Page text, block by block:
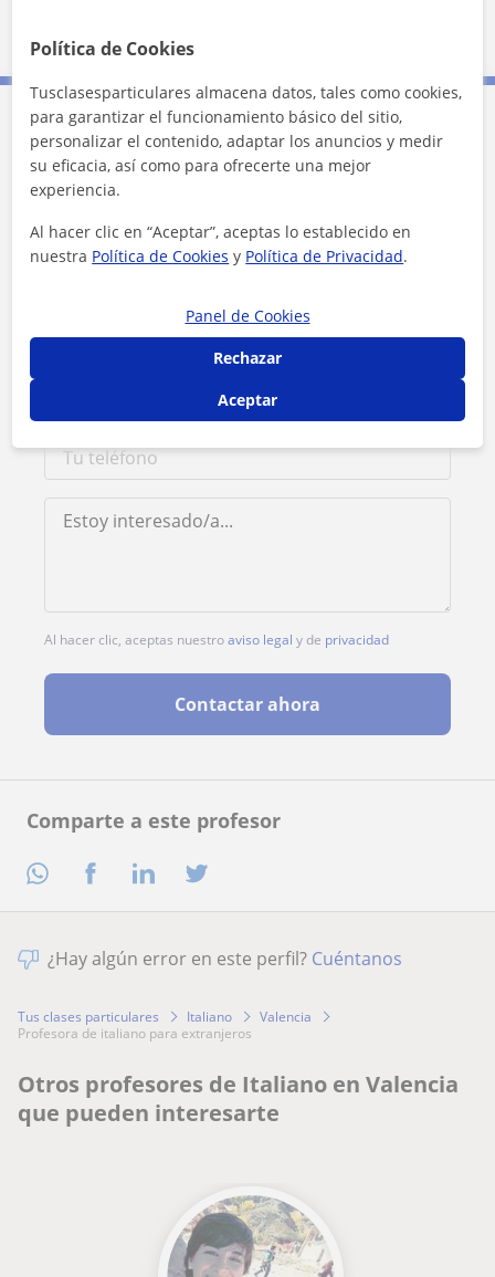
Comparte a este profesor
Contacta con Martina
1ª clase gratis
Al hacer clic, aceptas nuestroaviso legal y de privacidad
Contactar ahora
¿Hay algún error en este perfil? Cuéntanos
Tus clases particulares Italiano
Valencia
profesora de italiano para extranjeros
Otros profesores de Italiano en Valencia
que pueden interesarte
Política de Cookies
Tusclasesparticulares almacena datos, tales como cookies,
para garantizar el funcionamiento básico del sitio,
personalizar el contenido, adaptar los anuncios y medir
su eficacia, así como para ofrecerte una mejor
experiencia.
Al hacer clic en “Aceptar”, aceptas lo establecido en
nuestra Política de Cookies y Política de Privacidad.
Panel de Cookies
Rechazar
Aceptar